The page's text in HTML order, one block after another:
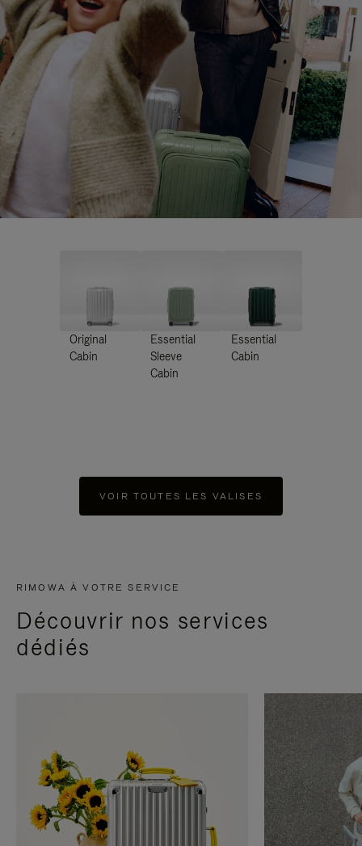
Original
Cabin
Essential
Sleeve
Cabin
Essential
Cabin
VOIR TOUTES LES VALISES
RIMOWA À VOTRE SERVICE
Découvrir nos services
dédiés